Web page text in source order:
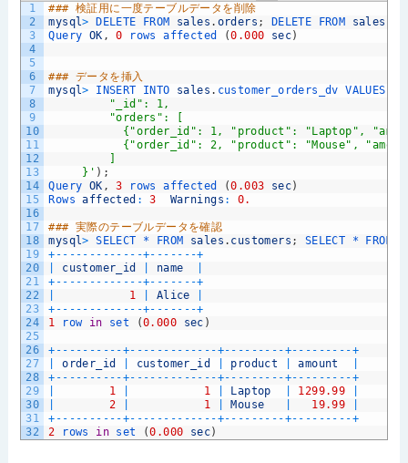
1
2
3
4
5
6
7
8
9
10
11
12
13
14
15
16
17
18
19
20
21
22
23
24
25
26
27
28
29
30
31
32
### 検証用に一度テーブルデータを削除
mysql> DELETE FROM sales . orders ; DELETE FROM sales
Query OK , 0 rows affected (0.000 sec)
### データを挿入
mysql> INSERT INTO sales . customer_orders_dv VALUES
"_id": 1,
"orders": [
{"order_id": 1, "product": "Laptop",
{"order_id": 2, "product": "Mouse",
]
}' ) ;
Query OK , 3 rows affected (0.003 sec)
Rows affected : 3 Warnings : 0.
### 実際のテーブルデータを確認
mysql> SELECT * FROM sales . customers ; SELECT * FROM
+ -- -- -- -- -- -- -+-- -- -- -+
customer_id name
+ -- -- -- -- -- -- -+-- -- -- -+
1 Alice
+ -- -- -- -- -- -- -+-- -- -- -+
1
row in set (0.000 sec )
+ -- -- -- -- --+-- -- -- -- -- -- -+-- -- -- -- -+-- -- -- -- -+
order_id customer_id product amount
+ -- -- -- -- --+-- -- -- -- -- -- -+-- -- -- -- -+-- -- -- -- -+
1 1 Laptop 1299.99
2 1 Mouse 19.99
+ -- -- -- -- --+-- -- -- -- -- -- -+-- -- -- -- -+-- -- -- -- -+
2
rows in set (0.000 sec)